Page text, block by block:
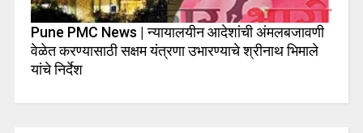
Pune PMC News | न्यायालयीन आदेशांची अंमलबजावणी
वेळेत करण्यासाठी सक्षम यंत्रणा उभारण्याचे श्रीनाथ भिमाले
यांचे निर्देश